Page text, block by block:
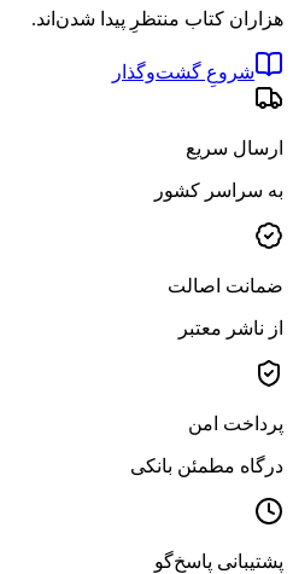
هزاران کتاب منتظرِ پیدا شدن‌اند.
شروعِ گشت‌وگذار
ارسال سریع
به سراسر کشور
ضمانت اصالت
از ناشر معتبر
پرداخت امن
درگاه مطمئن بانکی
پشتیبانی پاسخ‌گو